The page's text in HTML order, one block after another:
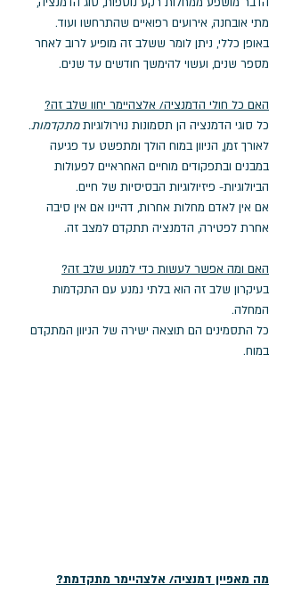
מתי אובחנה, אירועים רפואיים שהתרחשו ועוד.
באופן כללי, ניתן לומר ששלב זה מופיע לרוב לאחר
מספר שנים, ועשוי להימשך חודשים עד שנים.
האם כל חולי הדמנציה/ אלצהיימר יחוו שלב זה?
כל סוגי הדמנציה הן תסמונות נוירולוגיות מתקדמות.
לאורך זמן, הניוון במוח הולך ומתפשט עד פגיעה
במבנים ובתפקודים מוחיים האחראיים לפעולות
הביולוגיות- פיזיולוגיות הבסיסיות של חיים.
אם אין לאדם מחלות אחרות, דהיינו אם אין סיבה
אחרת לפטירה, הדמנציה תתקדם למצב זה.
האם ומה אפשר לעשות כדי למנוע שלב זה?
בעיקרון שלב זה הוא בלתי נמנע עם התקדמות
המחלה.
כל התסמינים הם תוצאה ישירה של הניוון המתקדם
במוח.
מה מאפיין דמנציה/ אלצהיימר מתקדמת?